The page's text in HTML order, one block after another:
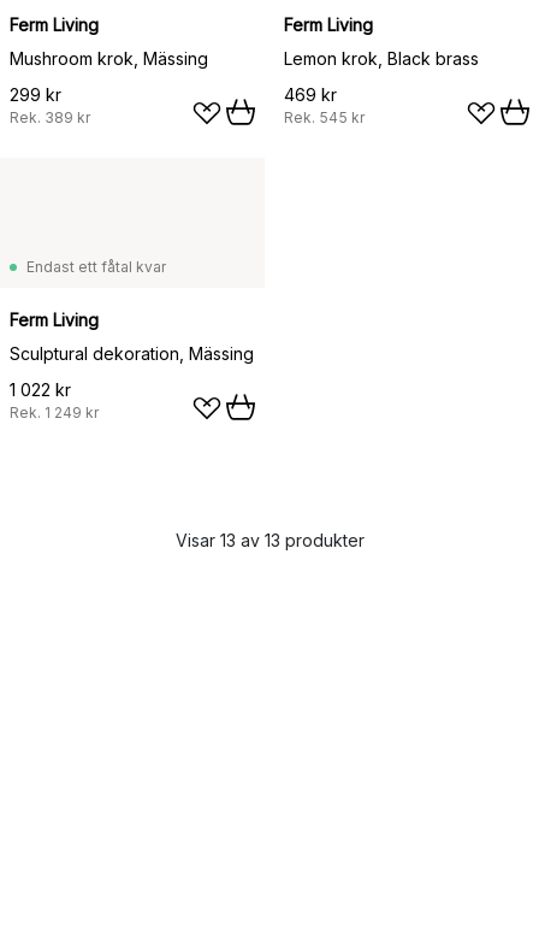
Ferm Living
Mushroom krok, Mässing
299 kr
Rek. 389 kr
Ferm Living
Lemon krok, Black brass
469 kr
Rek. 545 kr
Endast ett fåtal kvar
Ferm Living
Sculptural dekoration, Mässing
1 022 kr
Rek. 1 249 kr
Visar 13 av 13 produkter